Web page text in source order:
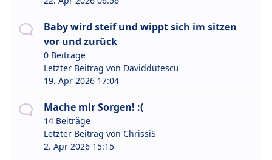
Baby wird steif und wippt sich im sitzen
vor und zurück
0 Beiträge
Letzter Beitrag von Daviddutescu
19. Apr 2026 17:04
Mache mir Sorgen! :(
14 Beiträge
Letzter Beitrag von ChrissiS
2. Apr 2026 15:15